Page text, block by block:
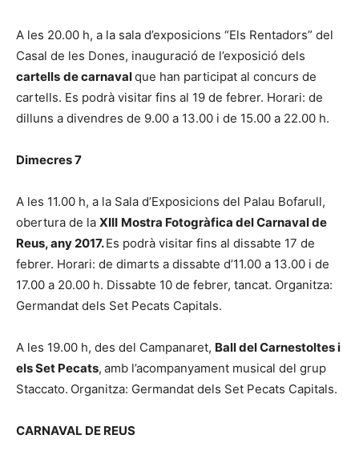
A les 20.00 h, a la sala d’exposicions “Els Rentadors” del
Casal de les Dones, inauguració de l’exposició dels
cartells de carnavalque han participat al concurs de
cartells. Es podrà visitar fins al 19 de febrer. Horari: de
dilluns a divendres de 9.00 a 13.00 i de 15.00 a 22.00 h.
Dimecres 7
A les 11.00 h, a la Sala d’Exposicions del Palau Bofarull,
obertura de la XIII Mostra Fotogràfica del Carnaval de
Reus, any 2017.Es podrà visitar fins al dissabte 17 de
febrer. Horari: de dimarts a dissabte d’11.00 a 13.00 i de
17.00 a 20.00 h. Dissabte 10 de febrer, tancat. Organitza:
Germandat dels Set Pecats Capitals.
A les 19.00 h, des del Campanaret, Ball del Carnestoltes i
els Set Pecats, amb l’acompanyament musical del grup
Staccato. Organitza: Germandat dels Set Pecats Capitals.
CARNAVAL DE REUS